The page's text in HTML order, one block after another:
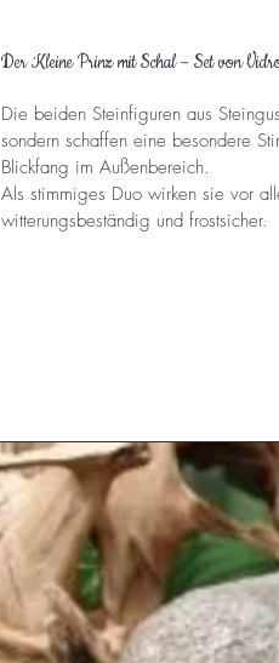
Der Kleine Prinz mit Schal – Set von
Die beiden Steinfiguren aus
sondern schaffen eine besondere
Blickfang im Außenbereich.
Als stimmiges Duo wirken sie vor
witterungsbeständig und frostsicher.